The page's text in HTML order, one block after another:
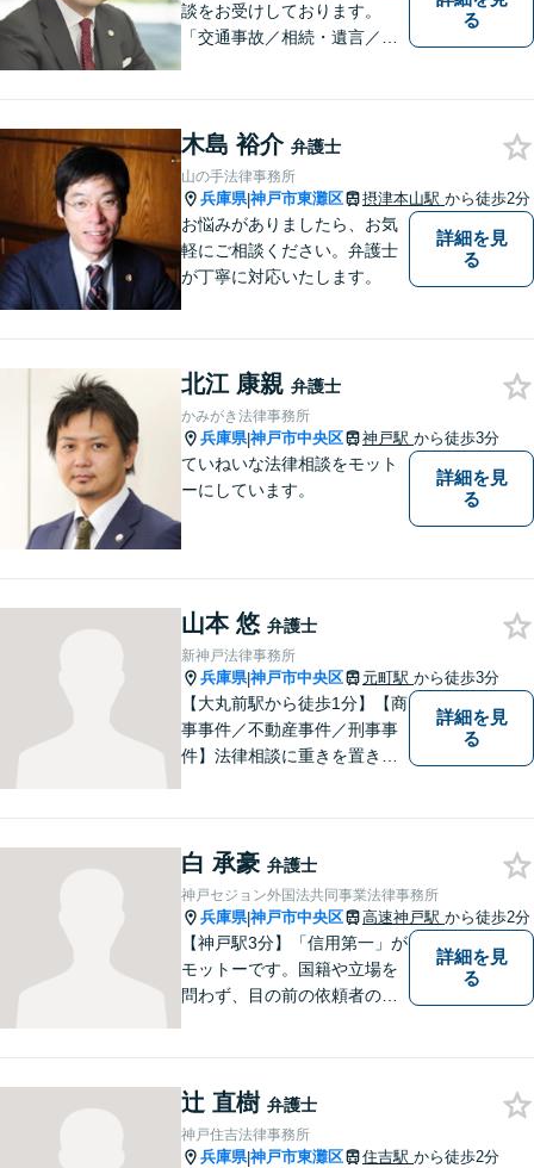
談をお受けしております。
「交通事故／相続・遺言／離
い。公認会計士試験合格者。
【夜間・休日相談可能（要予
約）】【弁護士歴10年以上】
る
木島 裕介 弁護士
山の手法律事務所
兵庫県|神戸市東灘区 摂津本山駅 から徒歩2分
お悩みがありましたら、お気
軽にご相談ください。弁護士
が丁寧に対応いたします。
詳細を見
る
北江 康親 弁護士
かみがき法律事務所
兵庫県|神戸市中央区 神戸駅 から徒歩3分
ていねいな法律相談をモット
ーにしています。
詳細を見
る
山本 悠 弁護士
新神戸法律事務所
兵庫県|神戸市中央区 元町駅 から徒歩3分
【大丸前駅から徒歩1分】【商
事事件／不動産事件／刑事事
件】法律相談に重きを置きフ
詳細を見
る
白 承豪 弁護士
神戸セジョン外国法共同事業法律事務所
兵庫県|神戸市中央区 高速神戸駅 から徒歩2分
【神戸駅3分】「信用第一」が
モットーです。国籍や立場を
問わず、目の前の依頼者のた
います。一人ひとりに誠意を
持って尽力しますので、ぜひ
一度ご相談ください。
詳細を見
る
辻 直樹 弁護士
神戸住吉法律事務所
兵庫県|神戸市東灘区 住吉駅 から徒歩2分